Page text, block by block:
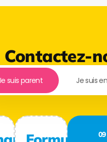
Contactez-
suis parent Je suis